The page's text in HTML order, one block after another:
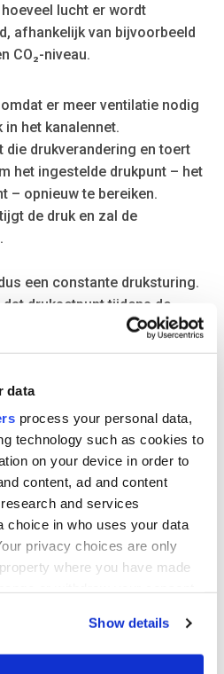
data
process your personal data,
technology such as cookies to
on your device in order to
content, ad and content
and services
choice in who uses your data
privacy choices are only
where you have made
Show details
lucht er wordt
afhankelijk van bijvoorbeeld
CO₂-niveau.
er meer ventilatie nodig
in het kanalennet.
die drukverandering en toert
het ingestelde drukpunt – het
– opnieuw te bereiken.
de druk en zal de
een constante druksturing.
druksetpunt tijdens de
een optimale werking.
enkel waar en wanneer het
stil en met maximaal
bij jouw project past? Wij